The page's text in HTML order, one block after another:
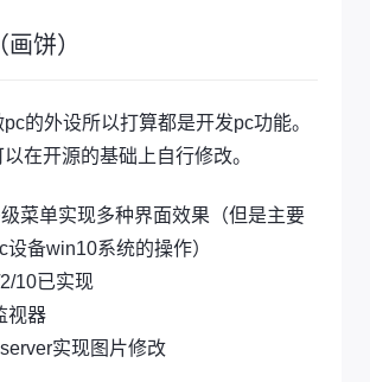
饼）
的外设所以打算都是开发pc功能。
在开源的基础上自行修改。
菜单实现多种界面效果（但是主要
设备win10系统的操作）
10已实现
视器
实现图片修改